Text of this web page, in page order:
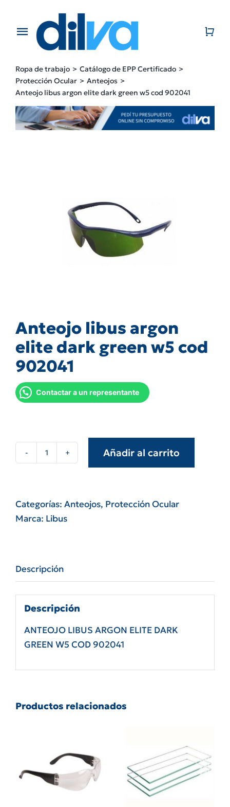
contentToggle
EMPRESA
PRODUCTOS
Ropa de trabajo
Catálogo de EPP Certificado
Protección Ocular
Anteojos
Anteojo libus argon elite dark green w5 cod 902041
Anteojo libus argon
elite dark green w5 cod
902041
Contactar a un representante
Anteojo
elite
dark
902041
Añadir al carrito
Categorías: Anteojos, Protección Ocular
Marca: Libus
Descripción
Descripción
ANTEOJO LIBUS ARGON ELITE DARK
GREEN W5 COD 902041
Productos relacionados